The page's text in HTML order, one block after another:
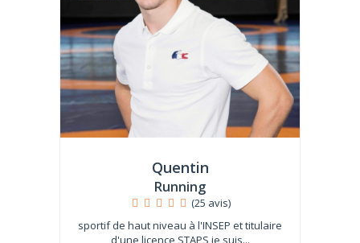
Quentin
Running
(25 avis)
sportif de haut niveau à l'INSEP et titulaire
d'une licence STAPS je suis...